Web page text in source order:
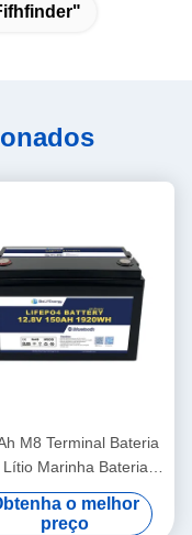
M8 Terminal Bateria
Lítio Marinha Bateria
Solar 12.8V ABS
o melhor
preço